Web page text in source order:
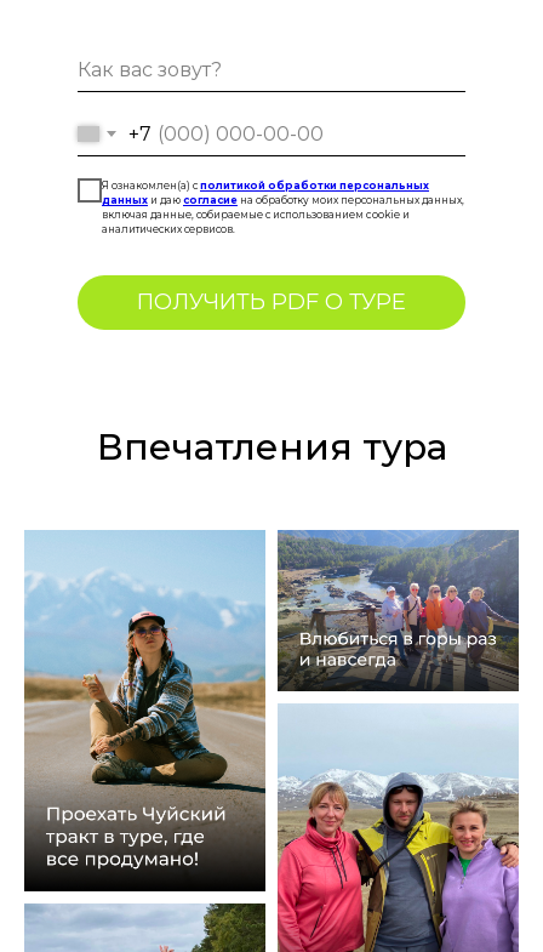
+7
Я ознакомлен(а) с политикой обработки персональных
данных и даю согласие на обработку моих персональных данных,
включая данные, собираемые с использованием cookie и
аналитических сервисов.
ПОЛУЧИТЬ PDF О ТУРЕ
Впечатления тура